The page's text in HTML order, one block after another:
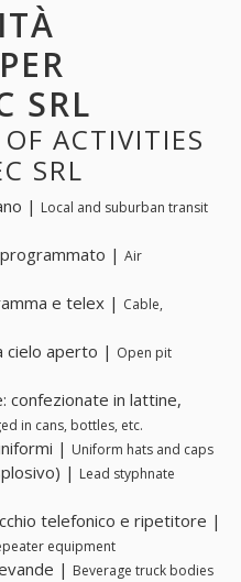
SRL
ACTIVITIES
SRL
| Local and suburban transit
| Air
e telex | Cable,
cielo aperto | Open pit
confezionate in lattine,
in cans, bottles, etc.
| Uniform hats and caps
| Lead styphnate
telefonico e ripetitore |
equipment
| Beverage truck bodies